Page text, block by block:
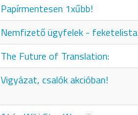
Papírmentesen 1xűbb!
Nemfizető ügyfelek - feketelista
The Future of Translation:
Vigyázat, csalók akcióban!